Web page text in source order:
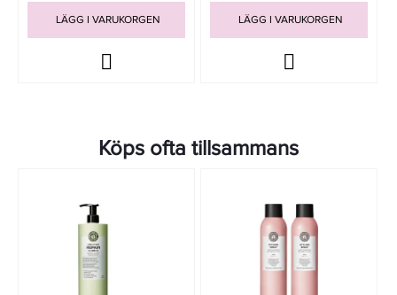
LÄGG I VARUKORGEN LÄGG I VARUKORGEN
Köps ofta tillsammans